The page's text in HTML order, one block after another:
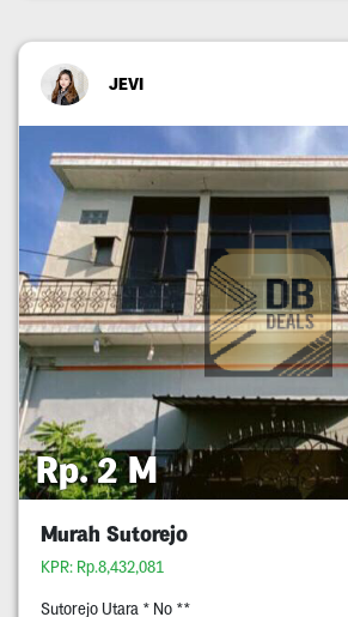
JEVI
Rp. 2 M
Murah Sutorejo
KPR: Rp.8,432,081
Sutorejo Utara * No **